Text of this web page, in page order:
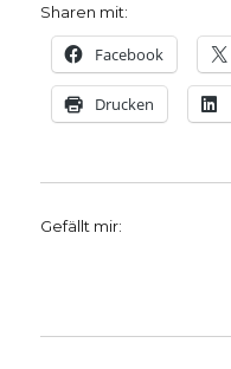
Sharen mit:
Facebook
Drucken
Gefällt mir: